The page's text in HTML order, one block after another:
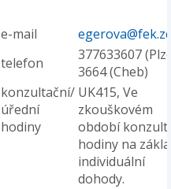
e-mail
telefon
377633607
3664 (Cheb)
konzultační/
úřední
hodiny
UK415, Ve
zkouškovém
období
hodiny na
individuální
dohody.